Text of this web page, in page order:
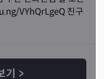
VYhQrLgeQ 친구
기 >